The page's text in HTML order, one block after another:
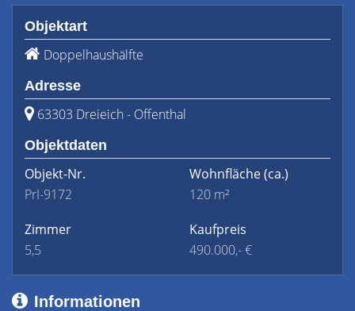
Objektart
Doppelhaushälfte
Adresse
63303 Dreieich - Offenthal
Objektdaten
Objekt-Nr.
PrI-9172
Wohnfläche(ca.)
120 m²
Zimmer
5,5
Kaufpreis
490.000,- €
Informationen